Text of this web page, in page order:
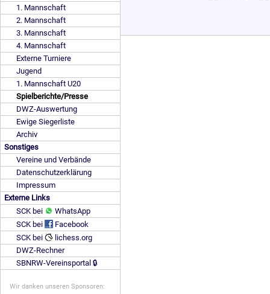
1. Mannschaft
2. Mannschaft
3. Mannschaft
4. Mannschaft
Externe Turniere
Jugend
1. Mannschaft U20
Spielberichte/Presse
DWZ-Auswertung
Ewige Siegerliste
Archiv
Sonstiges
Vereine und Verbände
Datenschutzerklärung
Impressum
Externe Links
SCK bei
WhatsApp
SCK bei
Facebook
SCK bei
lichess.org
DWZ-Rechner
SBNRW-Vereinsportal 🔒
Wir danken unseren Sponsoren: